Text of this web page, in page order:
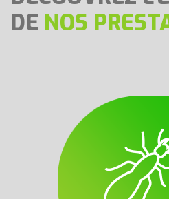
DE NOS